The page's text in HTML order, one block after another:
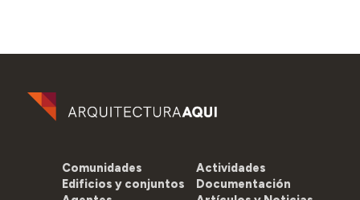
Comunidades
Edificios y conjuntos
Actividades
Documentación